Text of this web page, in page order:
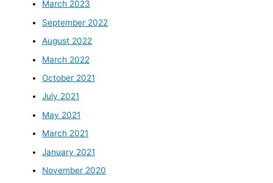
March 2023
September 2022
August 2022
March 2022
October 2021
July 2021
May 2021
March 2021
January 2021
November 2020